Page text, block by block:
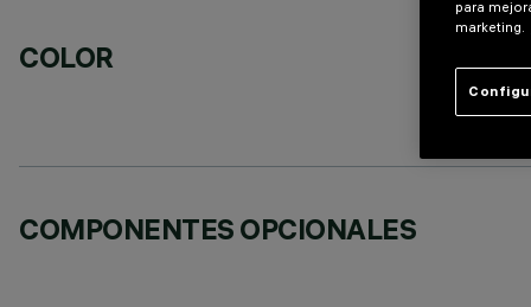
COLOR
COMPONENTES OPCIONALES
para
marketing.